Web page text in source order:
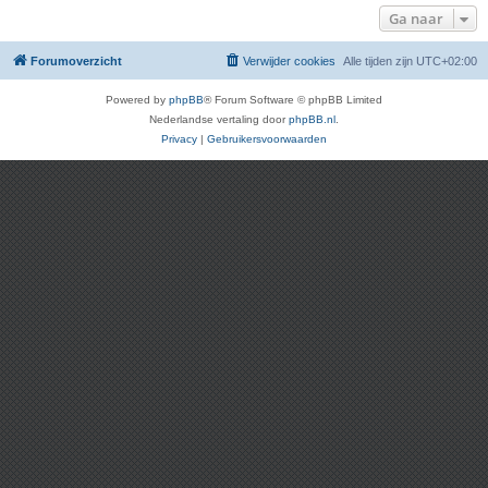
Ga naar
Forumoverzicht Alle tijden zijn UTC+02:00
Verwijder cookies
Powered by phpBB® Forum Software © phpBB Limited
Nederlandse vertaling doorphpBB.nl
Privacy | Gebruikersvoorwaarden